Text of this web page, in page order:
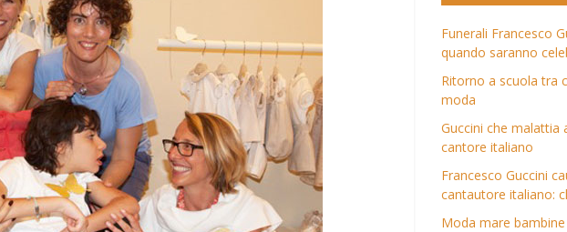
Funerali Francesco
quando saranno
Ritorno a scuola tra
moda
Guccini che malattia
cantore italiano
Francesco Guccini
cantautore italiano:
Moda mare